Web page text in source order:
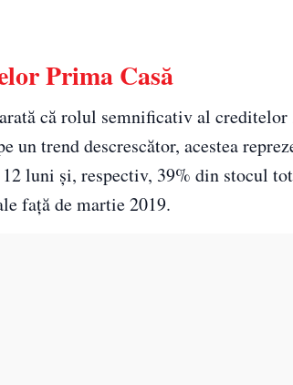
Prima Casă
arată că rolul semnificativ al creditelor
un trend descrescător, acestea
luni şi, respectiv, 39% din stocul
faţă de martie 2019.